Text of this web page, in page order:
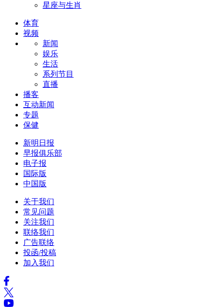
星座与生肖
体育
视频
新闻
娱乐
生活
系列节目
直播
播客
互动新闻
专题
保健
新明日报
早报俱乐部
电子报
国际版
中国版
关于我们
常见问题
关注我们
联络我们
广告联络
投函/投稿
加入我们